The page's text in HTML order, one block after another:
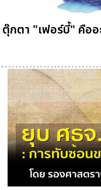
ตุ๊กตา "เฟอร์บี้" คืออ